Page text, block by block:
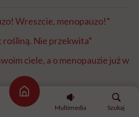
Strona główna
Multimedia
Szukaj
Wreszcie, menopauzo!”
rośliną. Nie przekwita”
ciele, a o menopauzie już w
– narodowa libertynka